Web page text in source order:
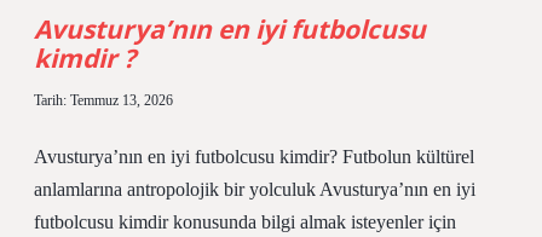
Avusturya’nın en iyi futbolcusu
kimdir ?
Tarih: Temmuz 13, 2026
Avusturya’nın en iyi futbolcusu kimdir? Futbolun kültürel
anlamlarına antropolojik bir yolculuk Avusturya’nın en iyi
futbolcusu kimdir konusunda bilgi almak isteyenler için